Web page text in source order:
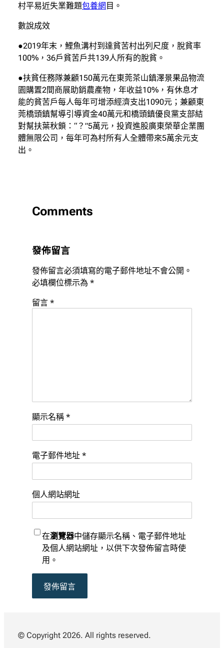
村平易近失業難題包養網 目。
數說成效
●2019年末，鯉魚溝村到達貧苦村出列尺度，脫貧率
100%，36戶貧苦戶共139人所有的脫貧。
●扶貧任務隊兼顧150萬元在東莞茶山鎮澤景果品物流
園購置2間商展助銷農產物，年收益10%，有休息才
能的貧苦戶每人每年可增添經濟支出1090元；兼顧東
莞橋頭鎮幫導引導資金40萬元和橋頭鎮優良黨支部結
對幫扶葉秋鎖：“？”5萬元，投資進股廣東榮華企業團
體無限公司，每年可為村所有人全體帶來5萬余元支
出。
Comments
發佈留言
發佈留言必須填寫的電子郵件地址不會公開。
必填欄位標示為 *
留言 *
顯示名稱 *
電子郵件地址 *
個人網站網址
在瀏覽器中儲存顯示名稱、電子郵件地址
及個人網站網址，以供下次發佈留言時使
用。
© Copyright 2026. All rights reserved.